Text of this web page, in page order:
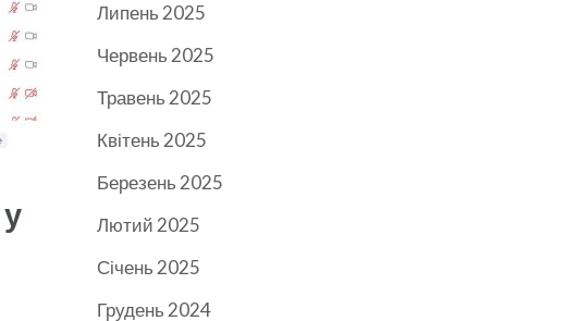
Липень 2025
Червень 2025
Травень 2025
Квітень 2025
Березень 2025
Лютий 2025
Січень 2025
Грудень 2024